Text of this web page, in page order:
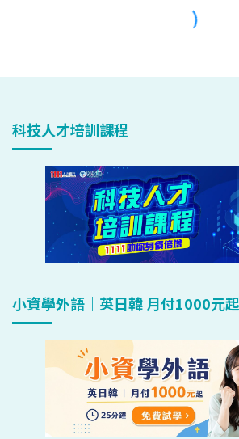
科技人才培訓課程
小資學外語｜英日韓 月付1000元起